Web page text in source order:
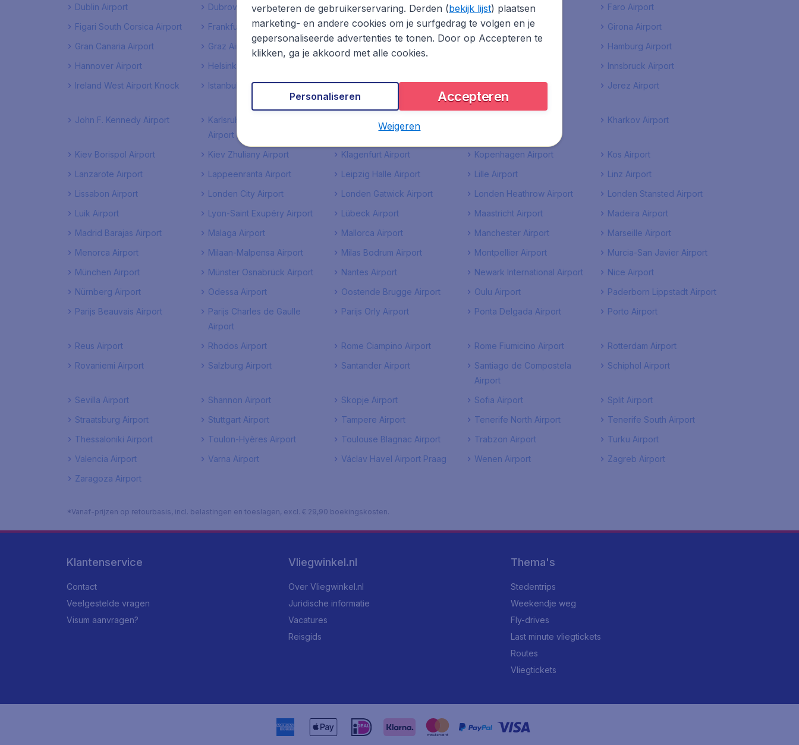
Dublin Airport Dubrovnik Airport Düsseldorf Airport Eindhoven Airport
Faro Airport
Figari South Corsica Airport
Frankfurt Airport Friedrichshafen Airport Fuerteventura Airport
Girona Airport
Gran Canaria Airport
Graz Airport Hahn Airport
Hamburg Airport
Hannover Airport
Helsinki Vantaa Airport
Innsbruck Airport
Ireland West Airport Knock
Istanbul Ataturk Airport
Istanbul Sabiha Gokcen
Airport
Izmir Adnan Menderes
Airport
Jerez Airport
John F. Kennedy Airport
Karlsruhe Baden-Baden
Airport
Kharkov Airport
Kiev Borispol Airport Kiev Zhuliany Airport Klagenfurt Airport Kopenhagen Airport
Kos Airport
Lanzarote Airport
Lappeenranta Airport Leipzig Halle Airport Lille Airport
Linz Airport
Lissabon Airport
Londen City Airport Londen Gatwick Airport Londen Heathrow Airport
Londen Stansted Airport
Luik Airport
Lyon-Saint Exupéry Airport Lübeck Airport Maastricht Airport
Madeira Airport
Madrid Barajas Airport
Malaga Airport Mallorca Airport Manchester Airport
Marseille Airport
Menorca Airport
Milaan-Malpensa Airport Milas Bodrum Airport Montpellier Airport
Murcia-San Javier Airport
München Airport
Münster Osnabrück Airport Nantes Airport Newark International Airport
Nice Airport
Nürnberg Airport
Odessa Airport Oostende Brugge Airport Oulu Airport
Paderborn Lippstadt Airport
Parijs Beauvais Airport
Parijs Charles de Gaulle
Airport
Parijs Orly Airport Ponta Delgada Airport Porto Airport
Reus Airport Rhodos Airport Rome Ciampino Airport Rome Fiumicino Airport
Rotterdam Airport
Rovaniemi Airport
Salzburg Airport Santander Airport
Santiago de Compostela
Airport
Schiphol Airport
Sevilla Airport Shannon Airport Skopje Airport Sofia Airport
Split Airport
Straatsburg Airport
Stuttgart Airport Tampere Airport Tenerife North Airport
Tenerife South Airport
Thessaloniki Airport
Toulon-Hyères Airport Toulouse Blagnac Airport Trabzon Airport
Turku Airport
Valencia Airport
Varna Airport Václav Havel Airport Praag Wenen Airport
Zagreb Airport
Zaragoza Airport
*Vanaf-prijzen op retourbasis, incl. belastingen en toeslagen, excl. € 29,90 boekingskosten.
Klantenservice
Contact
Veelgestelde vragen
Visum aanvragen?
Vliegwinkel.nl
Over Vliegwinkel.nl
Juridische informatie
Vacatures
Reisgids
Thema's
Stedentrips
Weekendje weg
Fly-drives
Last minute vliegtickets
Routes
Vliegtickets
verbeteren de gebruikerservaring. Derden (bekijk lijst) plaatsen
marketing- en andere cookies om je surfgedrag te volgen en je
gepersonaliseerde advertenties te tonen. Door op Accepteren te
klikken, ga je akkoord met alle cookies.
Accepteren
Personaliseren
Weigeren